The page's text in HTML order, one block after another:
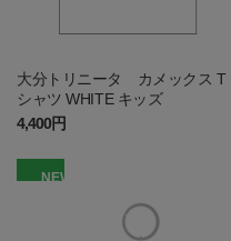
大分トリニータ カメックス T
シャツ WHITE キッズ
4,400円
NEW